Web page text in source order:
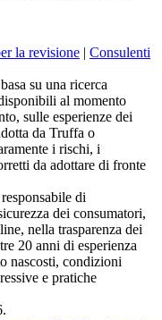
la revisione | Consulenti
su una ricerca
al momento
sulle esperienze dei
da Truffa o
i rischi, i
da adottare di fronte
di
dei consumatori,
nella trasparenza dei
20 anni di esperienza
nascosti, condizioni
e pratiche